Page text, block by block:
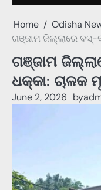
Home
Odisha
ଗଞ୍ଜାମ ଜିଲ୍ଲାରେ ବସ୍-
ଗଞ୍ଜାମ
ଧକ୍କା: ଚାଳକ
June 2, 2026 by